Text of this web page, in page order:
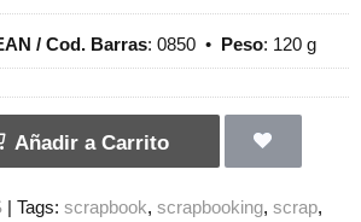
/ Cod. Barras: 0850 • Peso: 120 g
Añadir a Carrito
| Tags: scrapbook scrapbooking scrap